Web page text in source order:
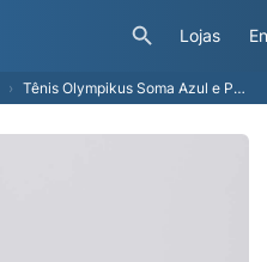
Lojas
Tênis Olympikus Soma Azul e Preto